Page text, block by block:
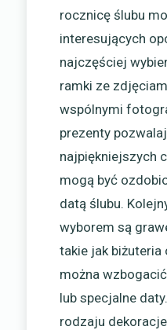
rocznicę ślubu
interesujących
najczęściej
ramki ze
wspólnymi
prezenty
najpiękniejszych
mogą być
datą ślubu.
wyborem są
takie jak biżuteria
można
lub specjalne
rodzaju